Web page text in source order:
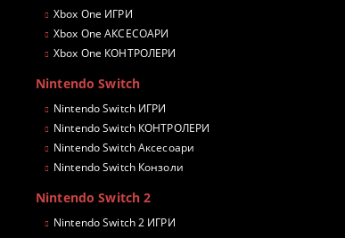
Xbox One ИГРИ
Xbox One АКСЕСОАРИ
Xbox One КОНТРОЛЕРИ
Nintendo Switch
Nintendo Switch ИГРИ
Nintendo Switch КОНТРОЛЕРИ
Nintendo Switch Аксесоари
Nintendo Switch Конзоли
Nintendo Switch 2
Nintendo Switch 2 ИГРИ